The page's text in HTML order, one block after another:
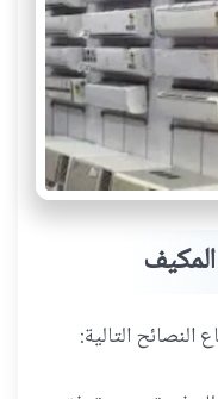
النصائح التالية: